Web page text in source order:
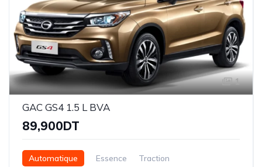
1
GAC GS4 1.5 L BVA
89,900DT
Automatique Essence Traction